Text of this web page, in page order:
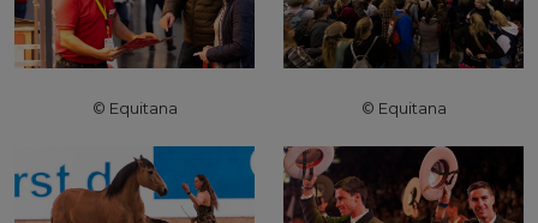
© Equitana © Equitana